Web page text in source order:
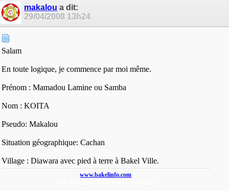
makalou a dit:
29/04/2008 13h24
Salam
En toute logique, je commence par moi même.
Prénom : Mamadou Lamine ou Samba
Nom : KOITA
Pseudo: Makalou
Situation géographique: Cachan
Village : Diawara avec pied à terre à Bakel Ville.
www.bakelinfo.com